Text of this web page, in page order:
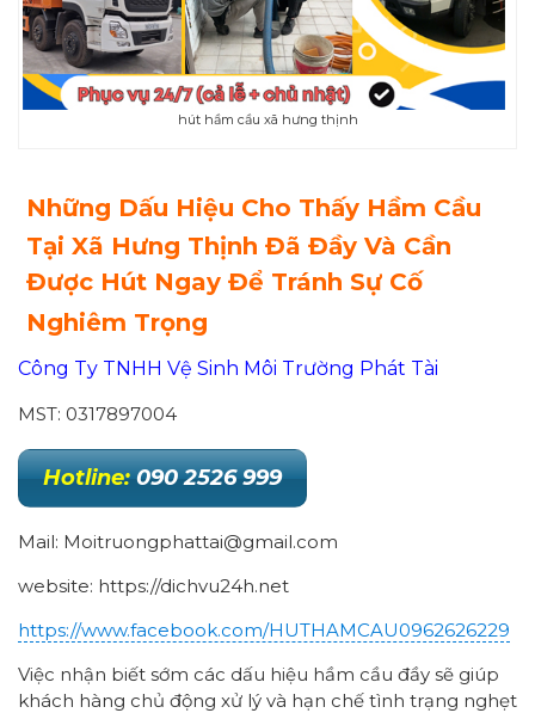
hút hầm cầu xã hưng thịnh
Những Dấu Hiệu Cho Thấy Hầm Cầu
Tại Xã Hưng Thịnh Đã Đầy Và Cần
Được Hút Ngay Để Tránh Sự Cố
Nghiêm Trọng
Công Ty TNHH Vệ Sinh Môi Trường Phát Tài
MST: 0317897004
Hotline: 090 2526 999
Mail: Moitruongphattai@gmail.com
website: https://dichvu24h.net
https://www.facebook.com/HUTHAMCAU0962626229
Việc nhận biết sớm các dấu hiệu hầm cầu đầy sẽ giúp
khách hàng chủ động xử lý và hạn chế tình trạng nghẹt